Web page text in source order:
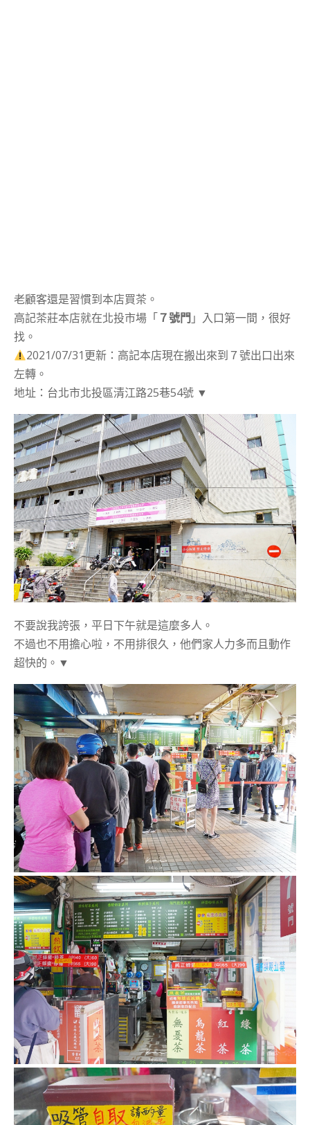
老顧客還是習慣到本店買茶。
高記茶莊本店就在北投市場「７號門 」入口第一間，很好
找。
2021/07/31更新：高記本店現在搬出來到７號出口出來
左轉。
地址：台北市北投區清江路25巷54號 ▼
不要說我誇張，平日下午就是這麼多人。
不過也不用擔心啦，不用排很久，他們家人力多而且動作
超快的。▼